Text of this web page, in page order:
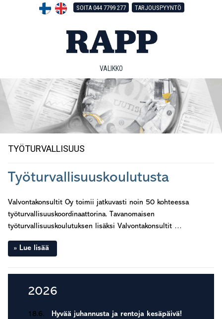
SOITA 044 7799 277 TARJOUSPYYNTÖ
VALIKKO
TYÖTURVALLISUUS
Työturvallisuuskoulutusta
Valvontakonsultit Oy toimii jatkuvasti noin 50 kohteessa
työturvallisuuskoordinaattorina. Tavanomaisen
työturvallisuuskoulutuksen lisäksi Valvontakonsultit …
Lue lisää
Ensisijainen
sivupalkki
2026
18.6. Hyvää juhannusta ja rentoja kesäpäivä!